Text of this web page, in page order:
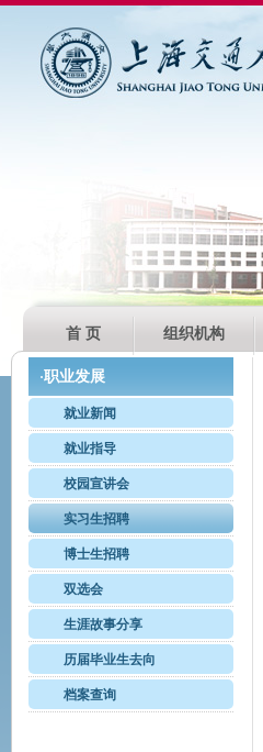
首 页 组织机构
·职业发展
就业新闻
就业指导
校园宣讲会
实习生招聘
博士生招聘
双选会
生涯故事分享
历届毕业生去向
档案查询